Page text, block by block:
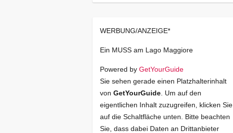
WERBUNG/ANZEIGE*
Ein MUSS am Lago Maggiore
Powered by GetYourGuide
Sie sehen gerade einen Platzhalterinhalt
von GetYourGuide. Um auf den
eigentlichen Inhalt zuzugreifen, klicken Sie
auf die Schaltfläche unten. Bitte beachten
Sie, dass dabei Daten an Drittanbieter